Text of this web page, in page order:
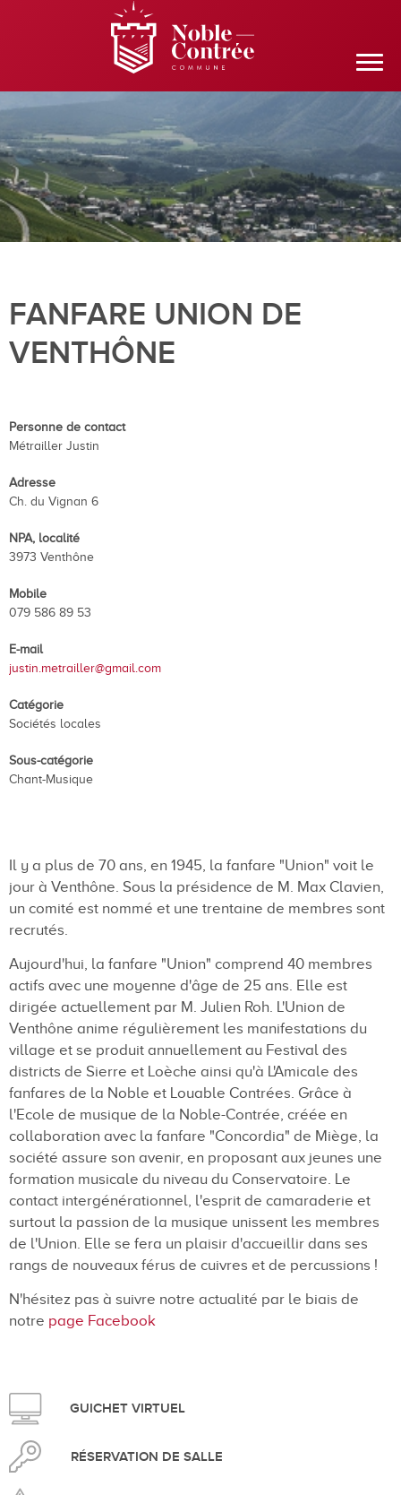
FANFARE UNION DE
VENTHÔNE
Personne de contact
Métrailler Justin
Adresse
Ch. du Vignan 6
NPA, localité
3973 Venthône
Mobile
079 586 89 53
E-mail
justin.metrailler@gmail.com
Catégorie
Sociétés locales
Sous-catégorie
Chant-Musique
Il y a plus de 70 ans, en 1945, la fanfare "Union" voit le
jour à Venthône. Sous la présidence de M. Max Clavien,
un comité est nommé et une trentaine de membres sont
recrutés.
Aujourd'hui, la fanfare "Union" comprend 40 membres
actifs avec une moyenne d'âge de 25 ans. Elle est
dirigée actuellement par M. Julien Roh. L'Union de
Venthône anime régulièrement les manifestations du
village et se produit annuellement au Festival des
districts de Sierre et Loèche ainsi qu'à L'Amicale des
fanfares de la Noble et Louable Contrées. Grâce à
l'Ecole de musique de la Noble-Contrée, créée en
collaboration avec la fanfare "Concordia" de Miège, la
société assure son avenir, en proposant aux jeunes une
formation musicale du niveau du Conservatoire. Le
contact intergénérationnel, l'esprit de camaraderie et
surtout la passion de la musique unissent les membres
de l'Union. Elle se fera un plaisir d'accueillir dans ses
rangs de nouveaux férus de cuivres et de percussions !
N'hésitez pas à suivre notre actualité par le biais de
notre page Facebook
GUICHET VIRTUEL
RÉSERVATION DE SALLE